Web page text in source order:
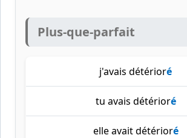
Plus-que-parfait
j'avais détérioré
tu avais détérioré
elle avait détérioré